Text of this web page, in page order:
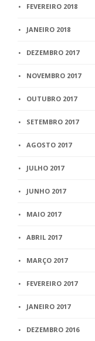
FEVEREIRO 2018
JANEIRO 2018
DEZEMBRO 2017
NOVEMBRO 2017
OUTUBRO 2017
SETEMBRO 2017
AGOSTO 2017
JULHO 2017
JUNHO 2017
MAIO 2017
ABRIL 2017
MARÇO 2017
FEVEREIRO 2017
JANEIRO 2017
DEZEMBRO 2016